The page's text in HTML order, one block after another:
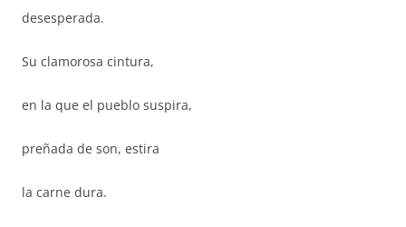
desesperada.
Su clamorosa cintura,
en la que el pueblo suspira,
preñada de son, estira
la carne dura.